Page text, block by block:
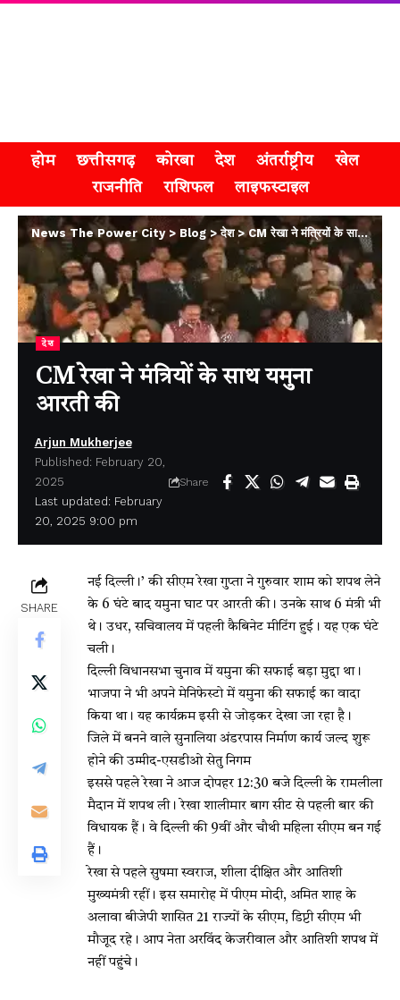
होम छत्तीसगढ़ कोरबा देश अंतर्राष्ट्रीय
खेल
राजनीति
राशिफल लाइफस्टाइल
News The Power City> Blog >देश>CM रेखा ने मंत्रियों के साथ यमुना आरती की
देश
CM रेखा ने मंत्रियों के साथ यमुना
आरती की
Last updated: February
20, 2025 9:00 pm
Arjun Mukherjee
Published: February 20,
2025
Share
SHARE
नईदिल्ली।’ की सीएम रेखा गुप्ता ने गुरुवार शाम को शपथ लेने
के 6 घंटे बाद यमुना घाट पर आरती की। उनके साथ 6 मंत्री भी
थे। उधर, सचिवालय में पहली कैबिनेट मीटिंग हुई। यह एक घंटे
चली।
दिल्ली विधानसभा चुनाव में यमुना की सफाई बड़ा मुद्दा था।
भाजपा ने भी अपने मेनिफेस्टो में यमुना की सफाई का वादा
किया था। यह कार्यक्रम इसी से जोड़कर देखा जा रहा है।
जिले में बनने वाले सुनालिया अंडरपास निर्माण कार्य जल्द शुरू
होने की उम्मीद-एसडीओ सेतु निगम
इससे पहले रेखा ने आज दोपहर 12:30 बजे दिल्ली के रामलीला
मैदान में शपथ ली। रेखा शालीमार बाग सीट से पहली बार की
विधायक हैं। वे दिल्ली की 9वीं और चौथी महिला सीएम बन गई
हैं।
रेखा से पहले सुषमा स्वराज, शीला दीक्षित और आतिशी
मुख्यमंत्री रहीं। इस समारोह में पीएम मोदी, अमित शाह के
अलावा बीजेपी शासित 21 राज्यों के सीएम, डिप्टी सीएम भी
मौजूद रहे। आप नेता अरविंद केजरीवाल और आतिशी शपथ में
नहीं पहुंचे।